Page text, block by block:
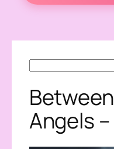
Angels